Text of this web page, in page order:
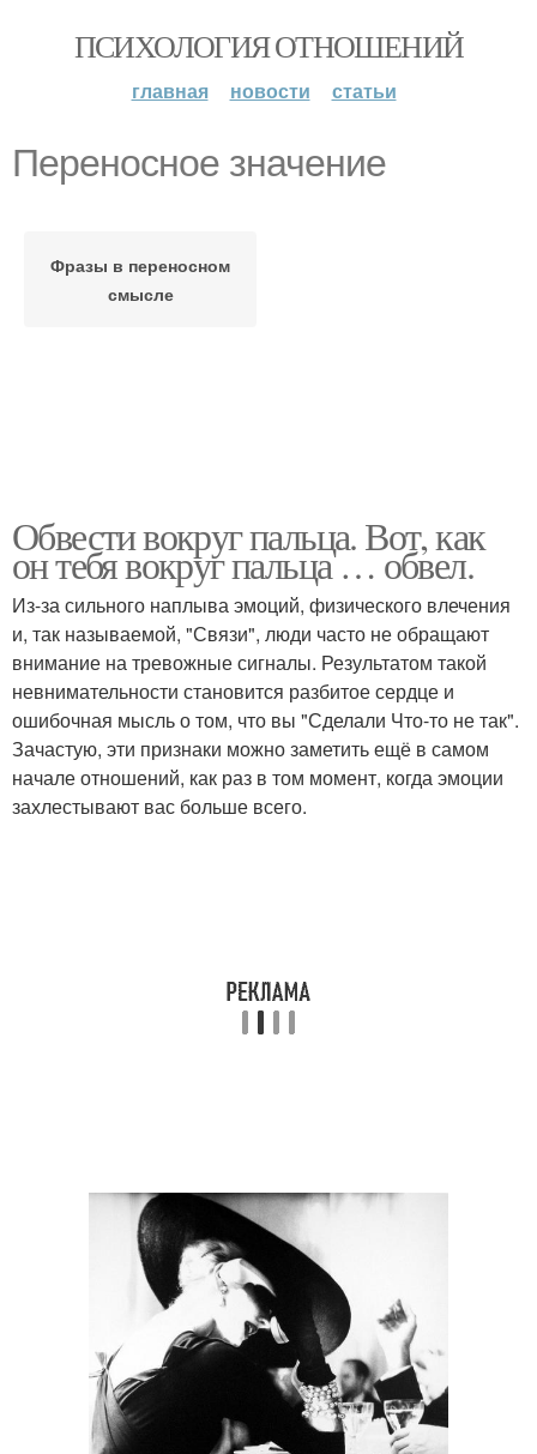
ПСИХОЛОГИЯ ОТНОШЕНИЙ
главная новости статьи
Переносное значение
Фразы в переносном
смысле
Обвести вокруг пальца. Вот, как
он тебя вокруг пальца … обвел.
Из-за сильного наплыва эмоций, физического влечения
и, так называемой, "Связи", люди часто не обращают
внимание на тревожные сигналы. Результатом такой
невнимательности становится разбитое сердце и
ошибочная мысль о том, что вы "Сделали Что-то не так".
Зачастую, эти признаки можно заметить ещё в самом
начале отношений, как раз в том момент, когда эмоции
захлестывают вас больше всего.